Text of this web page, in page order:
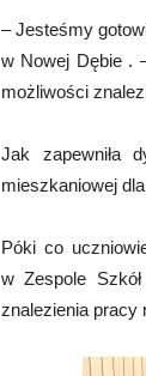
– Jesteśmy
w Nowej Dębie .
możliwości
Jak zapewniła
mieszkaniowej
Póki co
w Zespole
znalezienia pracy